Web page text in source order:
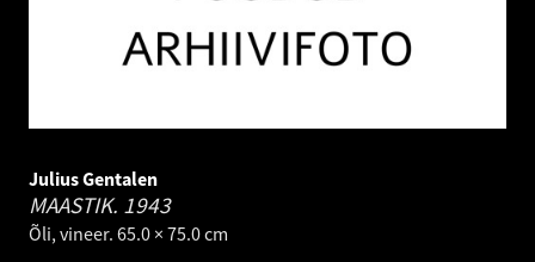
Julius Gentalen
MAASTIK. 1943
Õli, vineer. 65.0 × 75.0 cm